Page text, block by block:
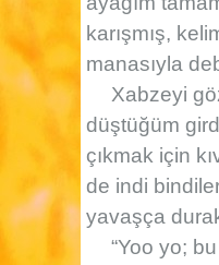
karışmış,
manasıyla
Xabzeyi
düştüğüm
çıkmak için
de indi
yavaşça
“Yoo yo;